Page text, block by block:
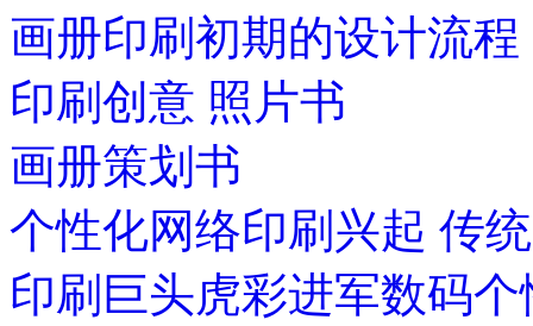
画册印刷初期的设计流程
印刷创意 照片书
画册策划书
个性化网络印刷兴起 传
印刷巨头虎彩进军数码